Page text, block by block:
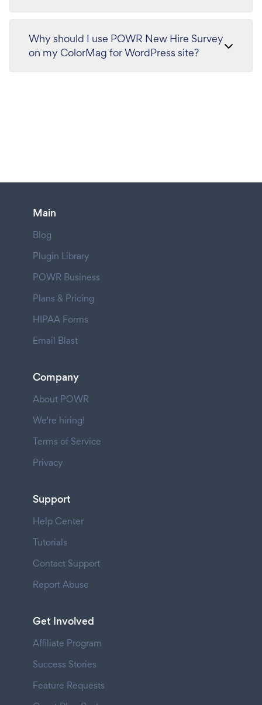
Why should I use POWR New Hire Survey
on my ColorMag for WordPress site?
Main
Blog
Plugin Library
POWR Business
Plans & Pricing
HIPAA Forms
Email Blast
Company
About POWR
We're hiring!
Terms of Service
Privacy
Support
Help Center
Tutorials
Contact Support
Report Abuse
Get Involved
Affiliate Program
Success Stories
Feature Requests